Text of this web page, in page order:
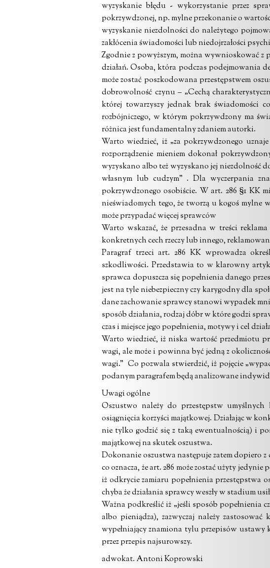
wyzyskanie błędu - wykorzystanie przez
pokrzywdzonej, np. mylne przekonanie o
wyzyskanie niezdolności do należytego
zakłócenia świadomości lub niedojrzałości
Zgodnie z powyższym, można wywnioskować
działań. Osoba, która podczas podejmowania
może zostać poszkodowana przestępstwem
dobrowolność czynu – „Cechą
której towarzyszy jednak brak świadomości
rozbójniczego, w którym pokrzywdzony ma
różnica jest fundamentalny zdaniem autorki.
Warto wiedzieć, iż „za pokrzywdzonego
rozporządzenie mieniem dokonał
wyzyskano albo też wyzyskano jej niezdolność
własnym lub cudzym” . Dla wyczerpania
pokrzywdzonego osobiście. W art. 286 §1 KK
nieświadomych tego, że tworzą u kogoś mylne
może przypadać więcej sprawców
Warto wskazać, że przesadna w treści
konkretnych cech rzeczy lub innego,
Paragraf trzeci art. 286 KK wprowadza
szkodliwości. Przedstawia to w klarowny
sprawca dopuszcza się popełnienia danego
jest na tyle niebezpieczny czy karygodny dla
dane zachowanie sprawcy stanowi wypadek
sposób działania,rodzaj dóbr w które godzi
czas i miejsce jego popełnienia, motywy i cel
Warto wiedzieć, iż niska wartość przedmiotu
wagi, ale może i powinna być jedną z
wagi.” Co pozwala stwierdzić, iż pojęcie
podanym paragrafem będą analizowane
Uwagi ogólne
Oszustwo należy do przestępstw
osiągnięcia korzyści majątkowej. Działając w
nie tylko godzić się z taką ewentualnością) i
majątkowej na skutek oszustwa.
Dokonanie oszustwa następuje zatem dopiero z
co oznacza, że art. 286 może zostać użyty
iż odkrycie zamiaru popełnienia przestępstwa
chyba że działania sprawcy weszły w stadium
Ważna podkreślić iż „jeśli sposób popełnienia
albo pieniądza), zazwyczaj należy
wypełniający znamiona tylu przepisów ustawy
przez przepis najsurowszy.
adwokat. Antoni Koprowski